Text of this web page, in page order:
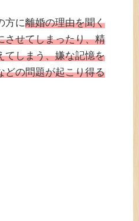
方に離婚の理由を聞く
させてしまったり、精
てしまう、嫌な記憶を
どの問題が起こり得る